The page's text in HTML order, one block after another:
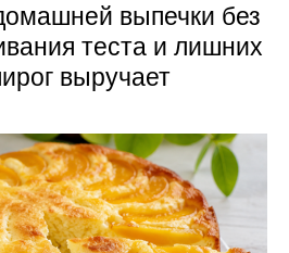
выпечки без
теста и лишних
выручает